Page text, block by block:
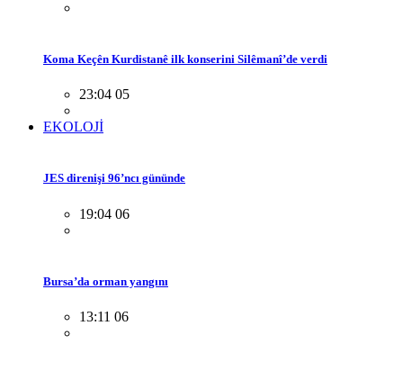
Koma Keçên Kurdistanê ilk konserini Silêmanî’de verdi
23:04 05
EKOLOJİ
JES direnişi 96’ncı gününde
19:04 06
Bursa’da orman yangını
13:11 06